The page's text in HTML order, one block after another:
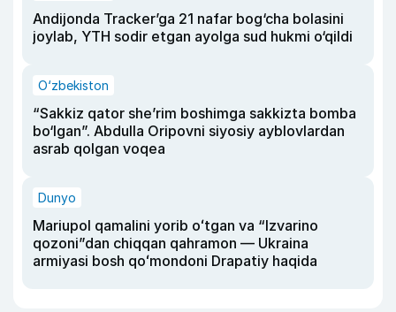
Andijonda Tracker’ga 21 nafar bog‘cha bolasini
joylab, YTH sodir etgan ayolga sud hukmi o‘qildi
O‘zbekiston
“Sakkiz qator she’rim boshimga sakkizta bomba
bo‘lgan”. Abdulla Oripovni siyosiy ayblovlardan
asrab qolgan voqea
Dunyo
Mariupol qamalini yorib oʻtgan va “Izvarino
qozoni”dan chiqqan qahramon — Ukraina
armiyasi bosh qoʻmondoni Drapatiy haqida